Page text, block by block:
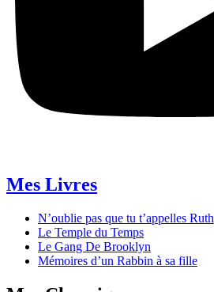
Mes Livres
N’oublie pas que tu t’appelles Ruth
Le Temple du Temps
Le Gang De Brooklyn
Mémoires d’un Rabbin à sa fille